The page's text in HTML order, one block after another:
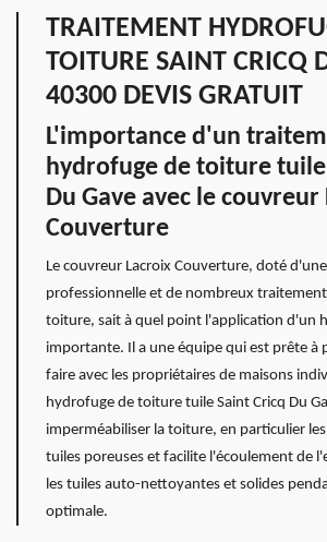
TRAITEMENT
TOITURE SAINT CRICQ
40300 DEVIS GRATUIT
L'importance d'un
hydrofuge de toiture tuile
Du Gave avec le couvreur
Couverture
Le couvreur Lacroix Couverture, doté
professionnelle et de nombreux
toiture, sait à quel point l'application d'un
importante. Il a une équipe qui est prête à
faire avec les propriétaires de maisons
hydrofuge de toiture tuile Saint Cricq Du
imperméabiliser la toiture, en particulier
tuiles poreuses et facilite l'écoulement de
les tuiles auto-nettoyantes et solides
optimale.